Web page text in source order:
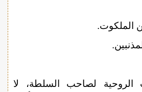
الملكوت.
الروحية لصاحب السلطة، لا